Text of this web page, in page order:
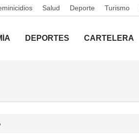
Salud Deporte Turismo
DEPORTES CARTELERA